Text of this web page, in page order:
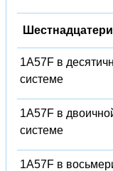
1A57F в
системе
1A57F в
системе
1A57F в